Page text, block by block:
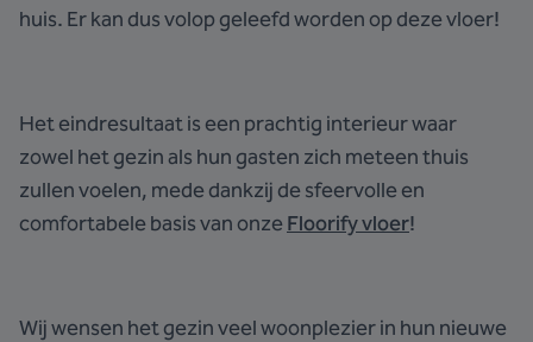
huis. Er kan dus volop geleefd worden op deze vloer!
Het eindresultaat is een prachtig interieur waar
zowel het gezin als hun gasten zich meteen thuis
zullen voelen, mede dankzij de sfeervolle en
comfortabele basis van onze Floorify vloer!
Wij wensen het gezin veel woonplezier in hun nieuwe